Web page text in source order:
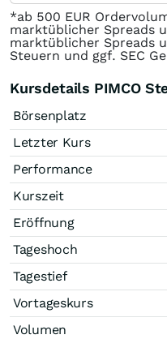
*ab 500 EUR
marktüblicher Spreads
marktüblicher Spreads
Steuern und ggf. SEC
Kursdetails PIMCO
Börsenplatz
Letzter Kurs
Performance
Kurszeit
Eröffnung
Tageshoch
Tagestief
Vortageskurs
Volumen